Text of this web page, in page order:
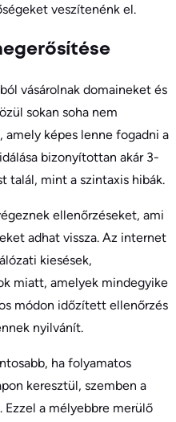
veszítenénk el.
vásárolnak domaineket és
sokan soha nem
amely képes lenne fogadni a
bizonyítottan akár 3-
talál, mint a szintaxis hibák.
ellenőrzéseket, ami
adhat vissza. Az internet
kiesések,
miatt, amelyek mindegyike
módon időzített ellenőrzés
nyilvánít.
ha folyamatos
keresztül, szemben a
Ezzel a mélyebbre merülő